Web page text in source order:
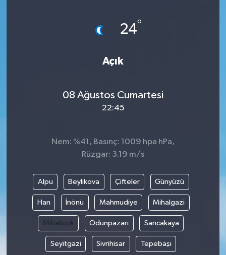
24°
Açık
08 Ağustos Cumartesi
22:45
Nem: %41, Basınç: 1009 hpa hPa,
Rüzgar: 3.19 m/s
Alpu Beylikova Çifteler Günyüzü
Han İnönü Mahmudiye Mihalgazi
Mihalıççık Odunpazarı Sarıcakaya
Seyitgazi Sivrihisar Tepebaşı